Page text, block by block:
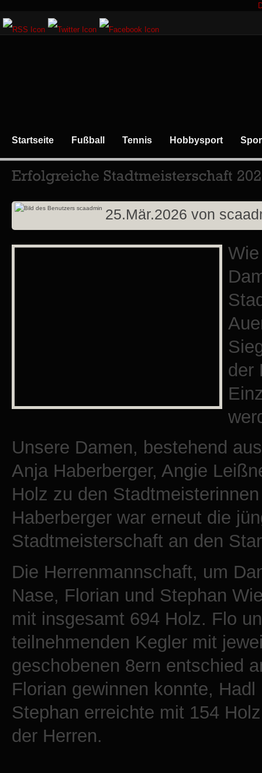
Startseite Fußball Tennis Hobbysport
25.Mär.2026 von
der
Unsere Damen, bestehend
Anja Haberberger, Angie
Holz zu den
Haberberger war erneut die
Stadtmeisterschaft an den
Die Herrenmannschaft, um
Nase, Florian und Stephan
mit insgesamt 694 Holz. Flo
teilnehmenden Kegler mit
geschobenen 8ern entschied
Florian gewinnen konnte,
Stephan erreichte mit 154
der Herren.